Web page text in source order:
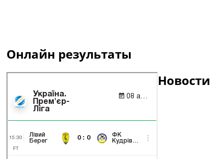
Онлайн результаты
Новости